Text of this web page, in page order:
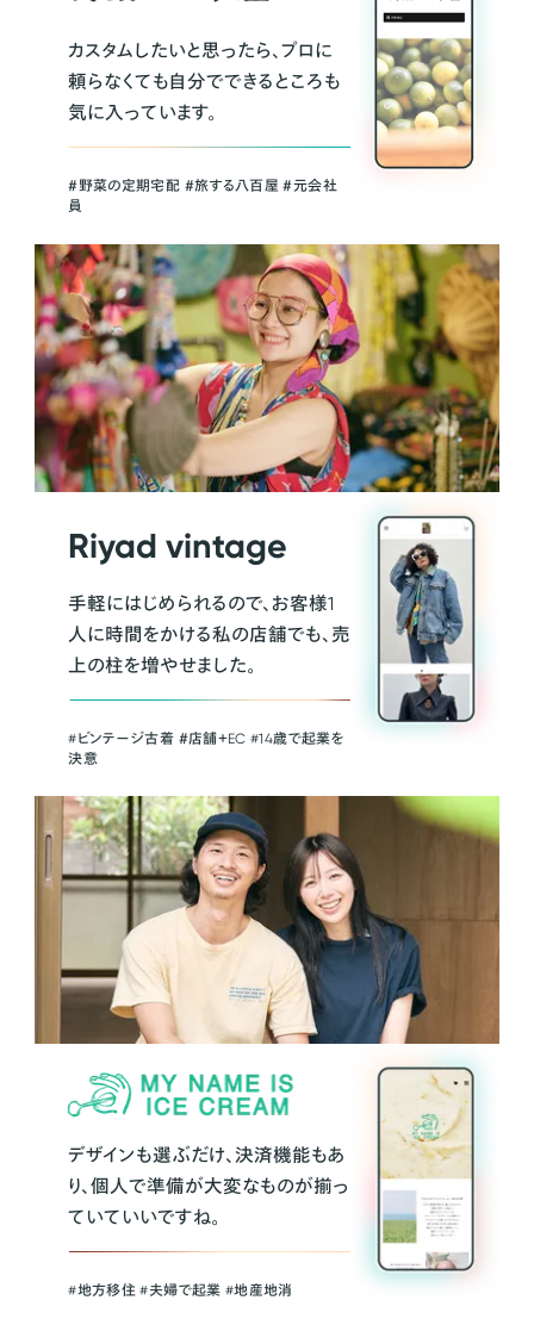
カスタムしたいと思ったら、プロに
頼らなくても自分でできるところも
気に入っています。
＃野菜の定期宅配 ＃旅する八百屋 ＃元会社
員
Riyad vintage
手軽にはじめられるので、お客様1
人に時間をかける私の店舗でも、売
上の柱を増やせました。
#ビンテージ古着 ＃店舗＋EC #14歳で起業を
決意
デザインも選ぶだけ、決済機能もあ
り、個人で準備が大変なものが揃っ
ていていいですね。
#地方移住 #夫婦で起業 #地産地消